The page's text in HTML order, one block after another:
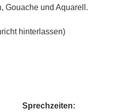
Gouache und Aquarell.
hinterlassen)
Sprechzeiten: